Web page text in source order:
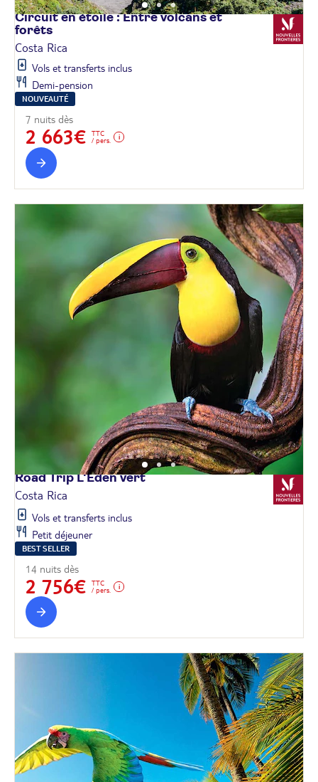
Circuit en étoile : Entre volcans et
forêts
Costa Rica
Vols et transferts inclus
Demi-pension
NOUVEAUTÉ
7 nuits dès
2 663€
TTC
/ pers.
Road Trip L'Édenvert
Costa Rica
Vols et transferts inclus
Petit déjeuner
BEST SELLER
14 nuits dès
2 756€
TTC
/ pers.